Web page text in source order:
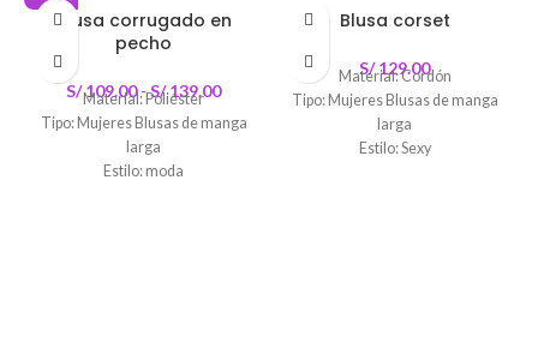
-16%Blusa corrugado en
pecho
S/109.00-S/139.00
Material: Poliéster
Tipo: Mujeres Blusas de manga
larga
Estilo: moda
Blusa corset
S/129.00
Material: Cordón
Tipo: Mujeres Blusas de manga
larga
Estilo: Sexy